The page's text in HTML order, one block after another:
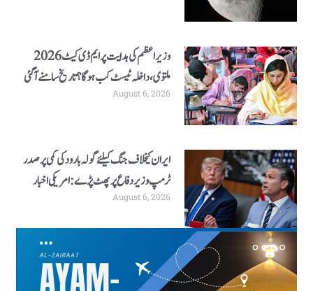
وزیراعظم کی ہدایت پر ایم ڈی کیٹ 2026
ملتوی، داخلہ ٹیسٹ کب ہوگا؟ تاریخ سامنے آگئی
August 6, 2026
ایران کیخلاف جنگ کیلئے گولہ بارود کی کمی پر صدر
ٹرمپ وزیر دفاع پر پھٹ پڑے: امریکی اخبار
August 6, 2026